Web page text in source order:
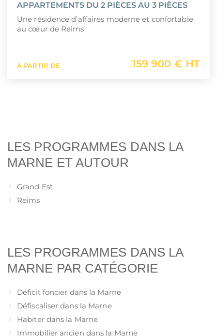
APPARTEMENTS DU 2 PIÈCES AU 3 PIÈCES
Une résidence d’affaires moderne et confortable
au cœur de Reims
À PARTIR DE 159 900 € HT
LES PROGRAMMES DANS LA
MARNE ET AUTOUR
Grand Est
Reims
LES PROGRAMMES DANS LA
MARNE PAR CATÉGORIE
Déficit foncier dans la Marne
Défiscaliser dans la Marne
Habiter dans la Marne
Immobilier ancien dans la Marne